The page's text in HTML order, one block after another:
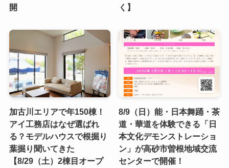
開
く】
加古川エリアで年150棟！
アイ工務店はなぜ選ばれ
る？モデルハウスで根掘り
葉掘り聞いてきた
【8/29（土）2棟目オープ
8/9（日）能・日本舞踊・茶
道・華道を体験できる「日
本文化デモンストレーショ
ン」が高砂市曽根地域交流
センターで開催！